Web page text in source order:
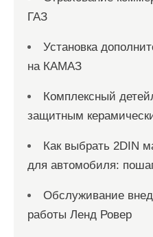
ГАЗ
Установка
на КАМАЗ
Комплексный
защитным
Как выбрать 2DIN
для автомобиля:
Обслуживание
работы Ленд Ровер